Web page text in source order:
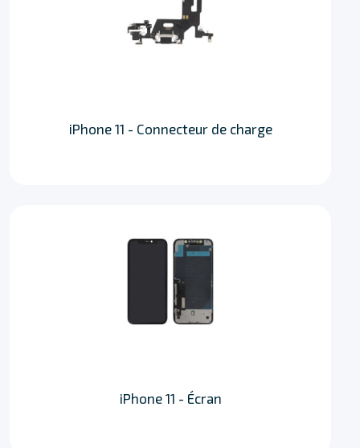
iPhone 11 - Connecteur de charge
iPhone 11 - Écran